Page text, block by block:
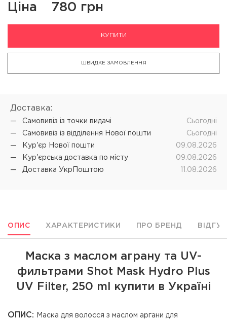
Ціна 780 грн
КУПИТИ
ШВИДКЕ ЗАМОВЛЕННЯ
Доставка:
Самовивіз iз точки видачі
Cьогодні
Самовивіз iз відділення Нової пошти
Cьогодні
Кур'єр Нової пошти
09.08.2026
Кур'єрська доставка по місту
09.08.2026
Доставка УкрПоштою
11.08.2026
ОПИС ХАРАКТЕРИСТИКИ ПРО БРЕНД
Маска з маслом аграну та UV-
фильтрами Shot Mask Hydro Plus
UV Filter, 250 ml купити в Україні
ОПИС:
Маска для волосся з маслом аргани для